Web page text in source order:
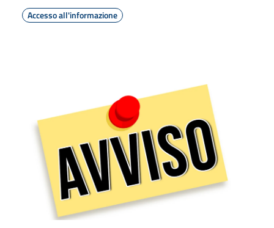
Accesso all'informazione